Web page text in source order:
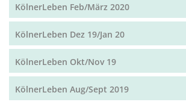
KölnerLeben Feb/März 2020
KölnerLeben Dez 19/Jan 20
KölnerLeben Okt/Nov 19
KölnerLeben Aug/Sept 2019